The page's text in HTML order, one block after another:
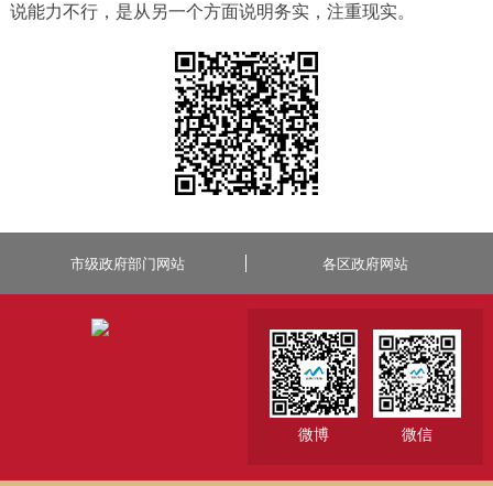
说能力不行，是从另一个方面说明务实，注重现实。
市级政府部门网站 各区政府网站
微博 微信